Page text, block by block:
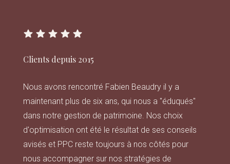
Clients depuis 2015
Nous avons rencontré Fabien Beaudry il y a
maintenant plus de six ans, qui nous a "éduqués"
dans notre gestion de patrimoine. Nos choix
d'optimisation ont été le résultat de ses conseils
avisés et PPC reste toujours à nos côtés pour
nous accompagner sur nos stratégies de